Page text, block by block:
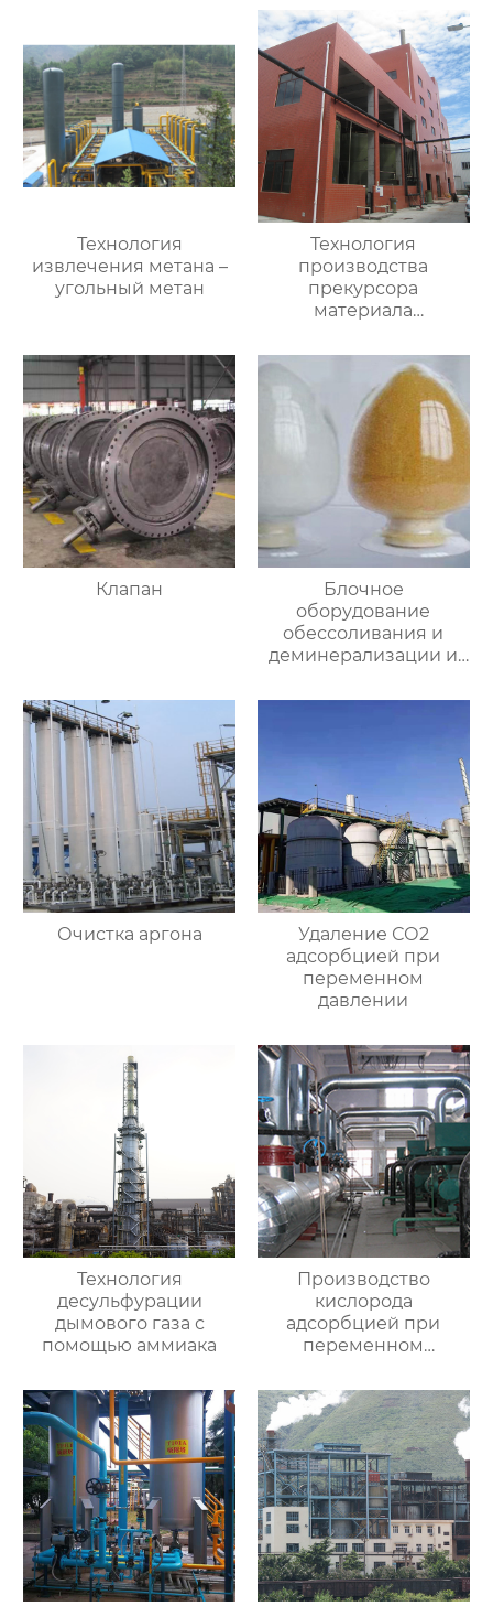
Технология
извлечения метана –
угольный метан
Технология
производства
прекурсора
материала
Клапан
Блочное
оборудование
обессоливания и
деминерализации и
Очистка аргона
Удаление СО2
адсорбцией при
переменном
давлении
Технология
десульфурации
дымового газа с
помощью аммиака
Производство
кислорода
адсорбцией при
переменном